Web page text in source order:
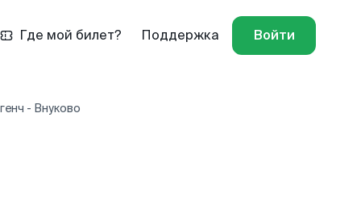
Где мой билет? Поддержка Войти
- Внуково